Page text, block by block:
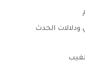
الحدث